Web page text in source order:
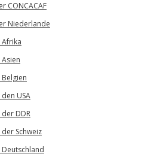
CONCACAF
Niederlande
Afrika
USA
DDR
Schweiz
Deutschland